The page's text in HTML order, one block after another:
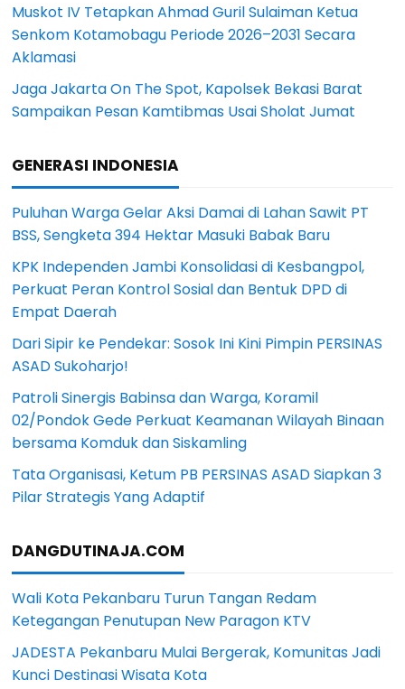
Muskot IV Tetapkan Ahmad Guril Sulaiman Ketua
Senkom Kotamobagu Periode 2026–2031 Secara
Aklamasi
Jaga Jakarta On The Spot, Kapolsek Bekasi Barat
Sampaikan Pesan Kamtibmas Usai Sholat Jumat
GENERASI INDONESIA
Puluhan Warga Gelar Aksi Damai di Lahan Sawit PT
BSS, Sengketa 394 Hektar Masuki Babak Baru
KPK Independen Jambi Konsolidasi di Kesbangpol,
Perkuat Peran Kontrol Sosial dan Bentuk DPD di
Empat Daerah
Dari Sipir ke Pendekar: Sosok Ini Kini Pimpin PERSINAS
ASAD Sukoharjo!
Patroli Sinergis Babinsa dan Warga, Koramil
02/Pondok Gede Perkuat Keamanan Wilayah Binaan
bersama Komduk dan Siskamling
Tata Organisasi, Ketum PB PERSINAS ASAD Siapkan 3
Pilar Strategis Yang Adaptif
DANGDUTINAJA.COM
Wali Kota Pekanbaru Turun Tangan Redam
Ketegangan Penutupan New Paragon KTV
JADESTA Pekanbaru Mulai Bergerak, Komunitas Jadi
Kunci Destinasi Wisata Kota